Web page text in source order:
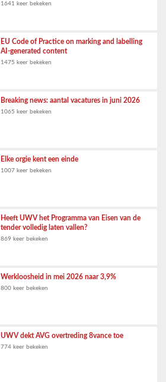
1641 keer bekeken
EU Code of Practice on marking and labelling
AI-generated content
1475 keer bekeken
Breaking news: aantal vacatures in juni 2026
1065 keer bekeken
Elke orgie kent een einde
1007 keer bekeken
Heeft UWV het Programma van Eisen van de
tender volledig laten vallen?
869 keer bekeken
Werkloosheid in mei 2026 naar 3,9%
800 keer bekeken
UWV dekt AVG overtreding 8vance toe
774 keer bekeken